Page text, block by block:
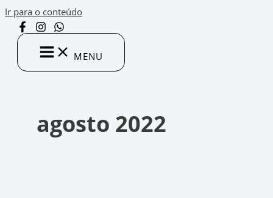
Ir para o conteúdo
MENU
agosto 2022